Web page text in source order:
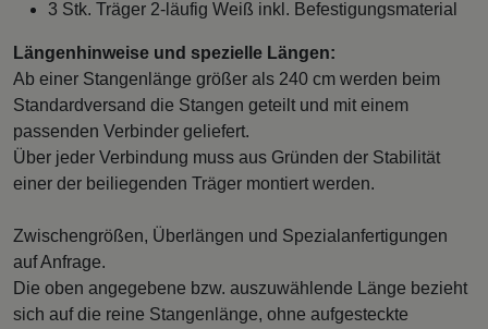
3 Stk. Träger 2-läufig Weiß inkl. Befestigungsmaterial
Längenhinweise und spezielle Längen:
Ab einer Stangenlänge größer als 240 cm werden beim
Standardversand die Stangen geteilt und mit einem
passenden Verbinder geliefert.
Über jeder Verbindung muss aus Gründen der Stabilität
einer der beiliegenden Träger montiert werden.
Zwischengrößen, Überlängen und Spezialanfertigungen
auf Anfrage.
Die oben angegebene bzw. auszuwählende Länge bezieht
sich auf die reine Stangenlänge, ohne aufgesteckte